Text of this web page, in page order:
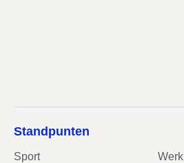
Standpunten
Sport
Werk